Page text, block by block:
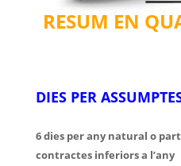
RESUM EN
DIES PER
6 dies per any natural o
contractes inferiors a l’any